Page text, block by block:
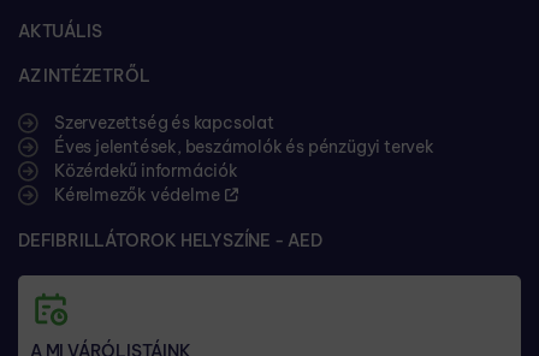
AKTUÁLIS
AZ INTÉZETRŐL
Szervezettség és kapcsolat
Éves jelentések, beszámolók és pénzügyi tervek
Közérdekű információk
Kérelmezők védelme
DEFIBRILLÁTOROK HELYSZÍNE - AED
A MI VÁRÓLISTÁINK